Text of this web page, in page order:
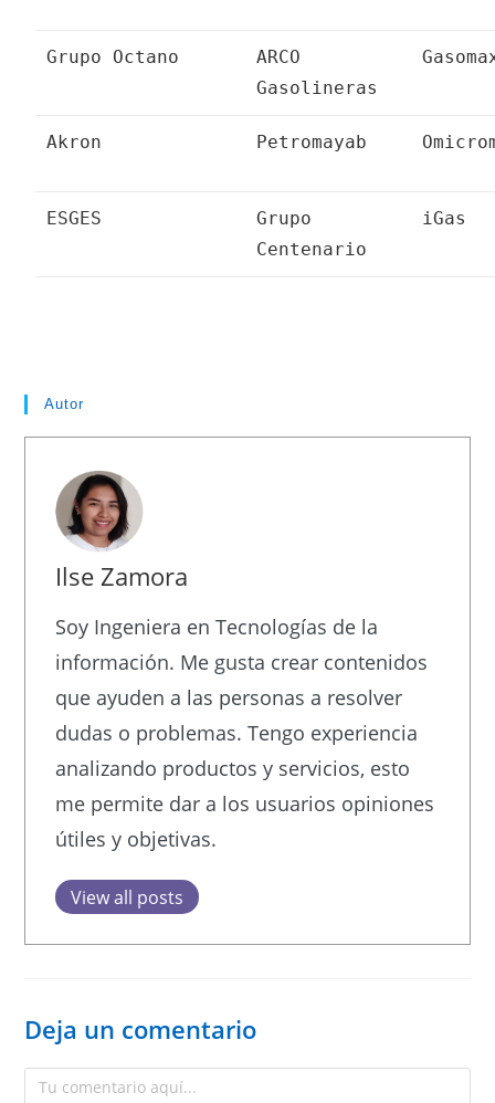
Grupo Octano
ARCO
Gasolineras
Akron Petromayab
ESGES
Grupo
Centenario
iGas
Autor
Ilse Zamora
Soy Ingeniera en Tecnologías de la
información. Me gusta crear contenidos
que ayuden a las personas a resolver
dudas o problemas. Tengo experiencia
analizando productos y servicios, esto
me permite dar a los usuarios opiniones
útiles y objetivas.
View all posts
Deja un comentario